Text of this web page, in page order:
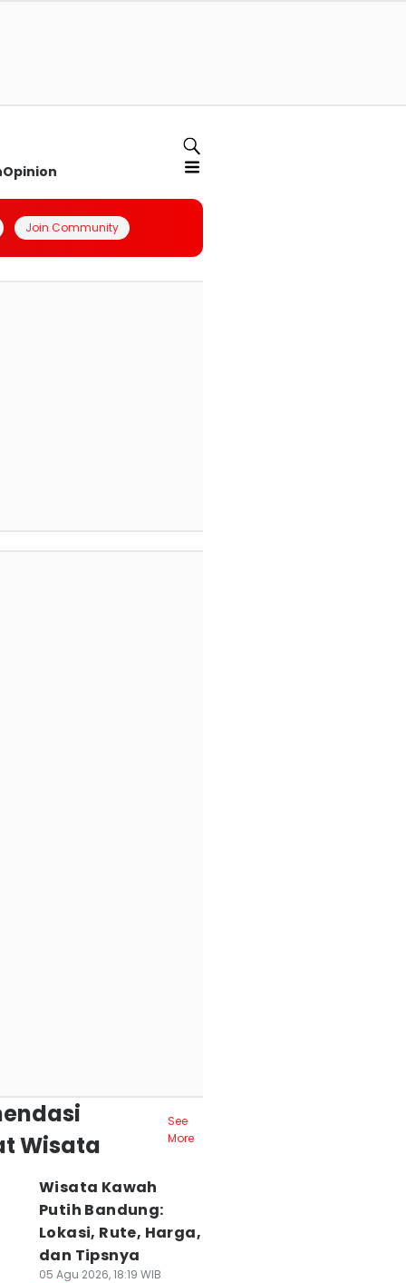
Opinion
Join Community
Wisata
See
More
Wisata Kawah
Putih Bandung:
Lokasi, Rute, Harga,
dan Tipsnya
05 Agu 2026, 18:19 WIB